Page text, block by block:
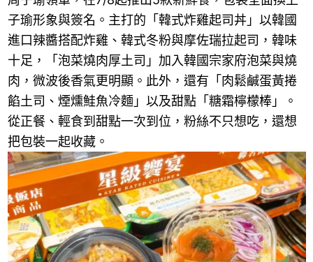
子瑜形象與簽名。主打的「韓式炸雞起司丼」以韓國
進口辣醬搭配炸雞、韓式冬粉與摩佐瑞拉起司，韓味
十足，「泡菜燒肉厚土司」加入韓國宗家府泡菜與燒
肉，微波後香氣更明顯。此外，還有「肉鬆鹹蛋黃捲
餡土司、煙燻鮭魚冷麵」以及甜點「糖霜檸檬棒」。
從正餐、輕食到甜點一次到位，粉絲不只想吃，還想
把包裝一起收藏。